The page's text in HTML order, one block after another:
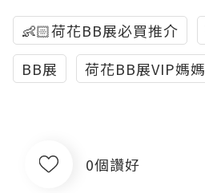
👶🏻荷花BB展必買推介
BB展
荷花BB展VIP媽媽
0個讚好